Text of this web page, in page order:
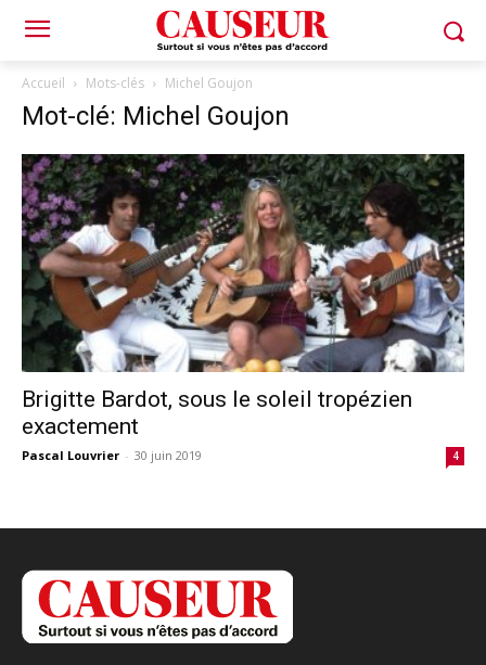
Accueil Mots-clés Michel Goujon
Mot-clé: Michel Goujon
Brigitte Bardot, sous le soleil tropézien
exactement
Pascal Louvrier - 30 juin 2019 4